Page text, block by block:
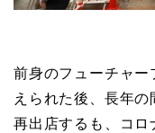
前身のフューチャー
えられた後、長年
再出店するも、コロ